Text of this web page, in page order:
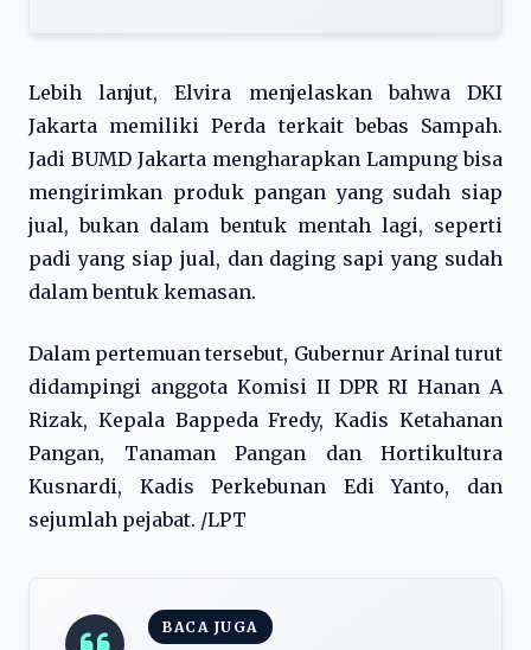
Lebih lanjut, Elvira menjelaskan bahwa DKI
Jakarta memiliki Perda terkait bebas Sampah.
Jadi BUMD Jakarta mengharapkan Lampung bisa
mengirimkan produk pangan yang sudah siap
jual, bukan dalam bentuk mentah lagi, seperti
padi yang siap jual, dan daging sapi yang sudah
dalam bentuk kemasan.
Dalam pertemuan tersebut, Gubernur Arinal turut
didampingi anggota Komisi II DPR RI Hanan A
Rizak, Kepala Bappeda Fredy, Kadis Ketahanan
Pangan, Tanaman Pangan dan Hortikultura
Kusnardi, Kadis Perkebunan Edi Yanto, dan
sejumlah pejabat. /LPT
BACA JUGA